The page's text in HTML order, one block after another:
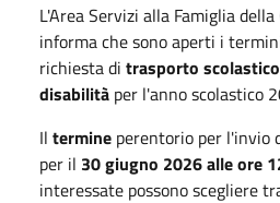
L'Area Servizi alla Famiglia
informa che sono aperti i
richiesta di trasporto
disabilità per l'anno scolastico
Il termine perentorio per l'invio
per il 30 giugno 2026 alle ore
interessate possono scegliere